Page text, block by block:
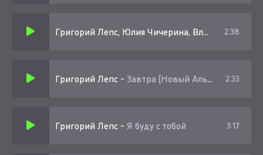
Григорий Лепс, Юлия Чичерина, Влад Маленко 2:38
Григорий Лепс - Завтра (Новый Альбом) 2:33
Григорий Лепс - Я буду с тобой 3:17